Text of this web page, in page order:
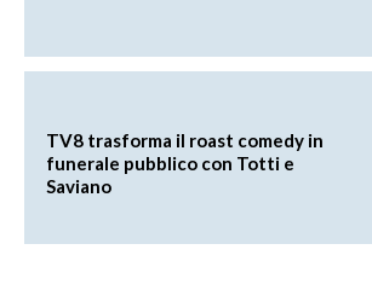
TV8 trasforma il roast comedy in
funerale pubblico con Totti e
Saviano